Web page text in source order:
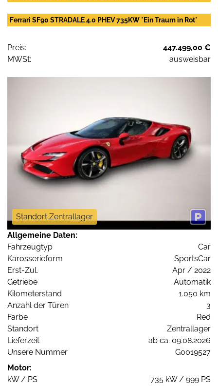
Ferrari SF90 STRADALE 4.0 PHEV 735KW *Ein Traum in Rot*
Preis:
447.499,00 €
MWSt:
ausweisbar
Standort Zentrallager
Allgemeine Daten:
Fahrzeugtyp
Car
Karosserieform
SportsCar
Erst-Zul.
Apr / 2022
Getriebe
Automatik
Kilometerstand
1.050 km
Anzahl der Türen
3
Farbe
Red
Standort
Zentrallager
Lieferzeit
ab ca. 09.08.2026
Unsere Nummer
G0019527
Motor:
kW / PS
735 kW / 999 PS